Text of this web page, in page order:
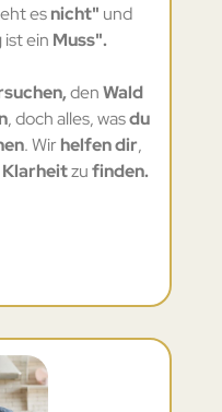
esnicht" und
ist ein Muss".
denWald
, doch alles, wasdu
. Wirhelfen dir,
Klarheitzufinden.